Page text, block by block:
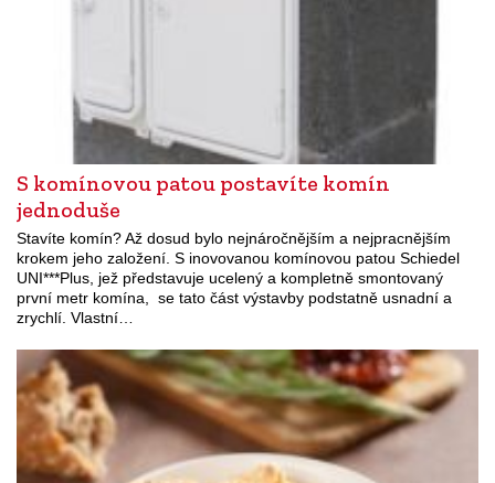
S komínovou patou postavíte komín
jednoduše
Stavíte komín? Až dosud bylo nejnáročnějším a nejpracnějším
krokem jeho založení. S inovovanou komínovou patou Schiedel
UNI***Plus, jež představuje ucelený a kompletně smontovaný
první metr komína, se tato část výstavby podstatně usnadní a
zrychlí. Vlastní…